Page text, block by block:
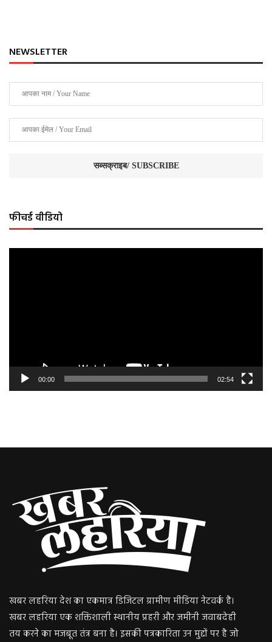
NEWSLETTER
फीचर्ड वीडियो
00:00 02:54
खबर लहरिया देश का एकमात्र डिजिटल ग्रामीण मीडिया नेटवर्क है।
खबर लहरिया एक शक्तिशाली स्थानीय प्रहरी और जमीनी जवाबदेही
तय करने का मजबूत तंत्र बना है। इसकी पत्रकारिता उन मुद्दों पर है जो